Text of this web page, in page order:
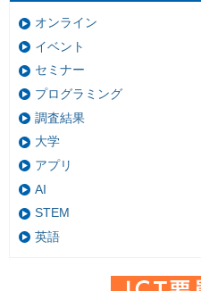
オンライン
イベント
セミナー
プログラミング
調査結果
大学
アプリ
AI
STEM
英語